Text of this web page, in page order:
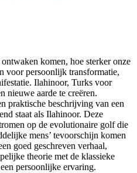
komen, hoe sterker onze
voor persoonlijk transformatie,
Ilahinoor, Turks voor
nieuwe aarde te creëren.
praktische beschrijving van een
staat als Ilahinoor. Deze
op de evolutionaire golf die
mens’ tevoorschijn komen
goed geschreven verhaal,
theorie met de klassieke
persoonlijke ervaring.